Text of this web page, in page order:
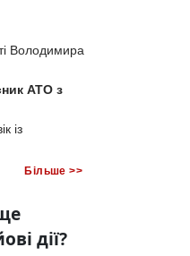
Володимира
АТО з
із
Більше >>
дії?